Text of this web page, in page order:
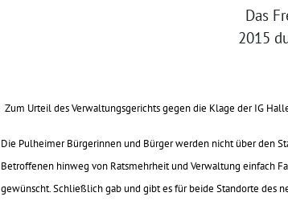
Das
2015
Zum Urteil des Verwaltungsgerichts gegen die Klage der IG
Die Pulheimer Bürgerinnen und Bürger werden nicht über den
Betroffenen hinweg von Ratsmehrheit und Verwaltung einfach
gewünscht. Schließlich gab und gibt es für beide Standorte des